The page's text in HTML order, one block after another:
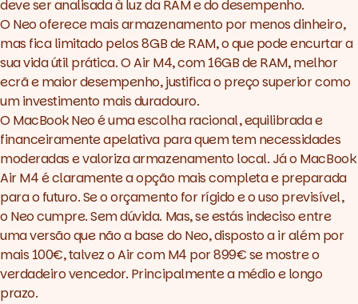
deve ser analisada à luz da RAM e do desempenho.
O Neo oferece mais armazenamento por menos dinheiro,
mas fica limitado pelos 8GB de RAM, o que pode encurtar a
sua vida útil prática. O Air M4, com 16GB de RAM, melhor
ecrã e maior desempenho, justifica o preço superior como
um investimento mais duradouro.
O MacBook Neo é uma escolha racional, equilibrada e
financeiramente apelativa para quem tem necessidades
moderadas e valoriza armazenamento local. Já o MacBook
Air M4 é claramente a opção mais completa e preparada
para o futuro. Se o orçamento for rígido e o uso previsível,
o Neo cumpre. Sem dúvida. Mas, se estás indeciso entre
uma versão que não a base do Neo, disposto a ir além por
mais 100€, talvez o Air com M4 por 899€ se mostre o
verdadeiro vencedor. Principalmente a médio e longo
prazo.